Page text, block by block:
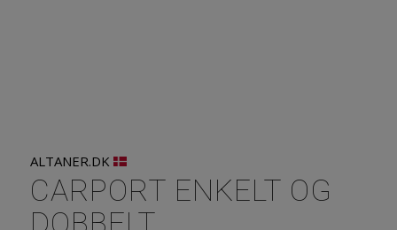
ALTANER.DK
CARPORT ENKELT OG
DOBBELT